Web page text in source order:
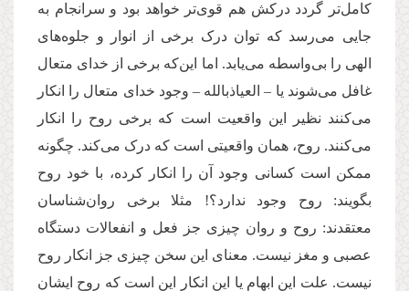
کامل‌تر گردد درکش هم قوی‌تر خواهد بود و سرانجام به
جایی می‌رسد که توان درک برخی از انوار و جلوه‌های
الهی را بی‌واسطه می‌یابد. اما این‌که برخی از خدای متعال
غافل می‌شوند یا – العیاذبالله – وجود خدای متعال را انکار
می‌کنند نظیر این واقعیت است که برخی روح را انکار
می‌کنند. روح، همان واقعیتی است که درک می‌کند. چگونه
ممکن است کسانی وجود آن را انکار کرده، با خود روح
بگویند: روح وجود ندارد؟! مثلا برخی روان‌شناسان
معتقدند: روح و روان چیزی جز فعل و انفعالات دستگاه
عصبی و مغز نیست. معنای این سخن چیزی جز انکار روح
نیست. علت این ابهام یا این انکار این است که روح ایشان